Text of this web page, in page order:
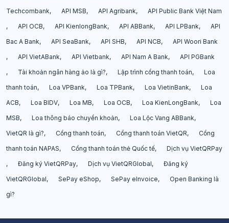
Techcombank
API MSB API Agribank
API Public Bank Việt Nam
API OCB
API KienlongBank API ABBank API LPBank
API
Bac A Bank
API SeaBank API SHB API NCB
API Woori Bank
API VietABank
API Vietbank API Nam A Bank
API PGBank
Tài khoản ngân hàng ảo là gì?
Lập trình cổng thanh toán
Loa
thanh toán
Loa VPBank Loa TPBank Loa VietinBank
Loa
ACB
Loa BIDV Loa MB Loa OCB Loa KienLongBank
Loa
MSB
Loa thông báo chuyển khoản
Loa Lộc Vang ABBank
VietQR là gì?
Cổng thanh toán Cổng thanh toán VietQR
Cổng
thanh toán NAPAS
Cổng thanh toán thẻ Quốc tế
Dịch vụ VietQRPay
Đăng ký VietQRPay
Dịch vụ VietQRGlobal
Đăng ký
VietQRGlobal
SePay eShop SePay eInvoice
Open Banking là
gì?